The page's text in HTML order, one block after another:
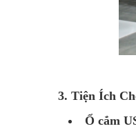
3. Tiện Ích
Ổ cắm